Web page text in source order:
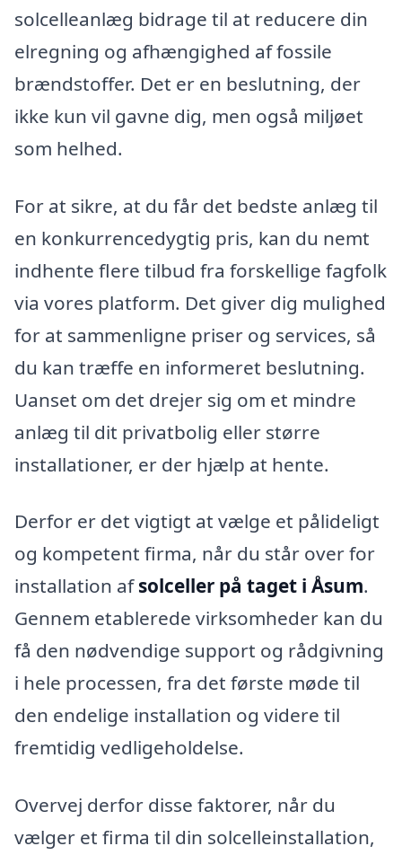
solcelleanlæg bidrage til at reducere din
elregning og afhængighed af fossile
brændstoffer. Det er en beslutning, der
ikke kun vil gavne dig, men også miljøet
som helhed.
For at sikre, at du får det bedste anlæg til
en konkurrencedygtig pris, kan du nemt
indhente flere tilbud fra forskellige fagfolk
via vores platform. Det giver dig mulighed
for at sammenligne priser og services, så
du kan træffe en informeret beslutning.
Uanset om det drejer sig om et mindre
anlæg til dit privatbolig eller større
installationer, er der hjælp at hente.
Derfor er det vigtigt at vælge et pålideligt
og kompetent firma, når du står over for
installation afsolceller på taget i Åsum.
Gennem etablerede virksomheder kan du
få den nødvendige support og rådgivning
i hele processen, fra det første møde til
den endelige installation og videre til
fremtidig vedligeholdelse.
Overvej derfor disse faktorer, når du
vælger et firma til din solcelleinstallation,